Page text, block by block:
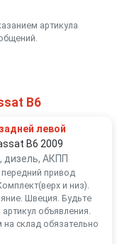
артикула
B6
левой
B6 2009
дизель, АКПП
передний привод
и низ).
Швеция. Будьте
объявления.
склад обязательно